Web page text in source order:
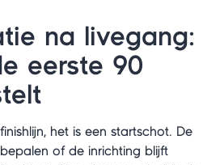
na livegang:
eerste 90
het is een startschot. De
of de inrichting blijft